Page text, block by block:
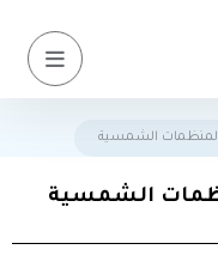
المنظمات الشمسية
الشمسية